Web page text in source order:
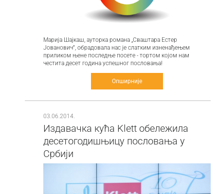
Марија Шајкаш, ауторка романа „Сваштара Естер
Јованович”, обрадовала нас је слатким изненађењем
приликом њене последње посете - тортом којом нам
честита десет година успешног пословања!
Опширније
03.06.2014.
Издавачка кућа Klett обележила
десетогодишњицу пословања у
Србији